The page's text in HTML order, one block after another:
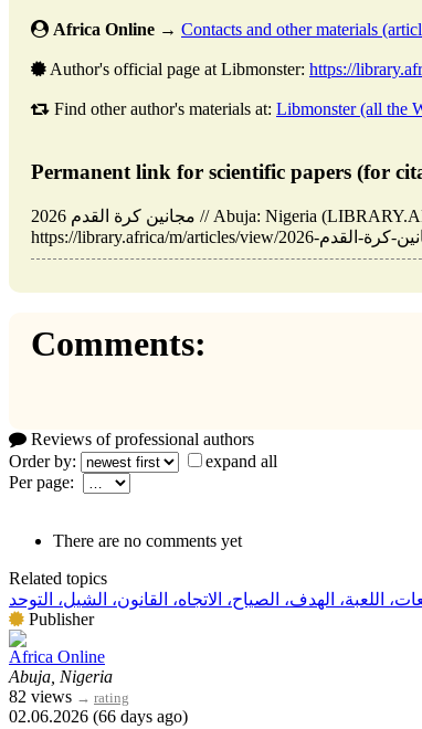
Africa Online → Contacts and other materials
Author's official page at Libmonster: https://
Find other author's materials at: Libmonster (all the
Permanent link for scientific papers (for
مجانين كرة القدم 2026 // Abuja: Nigeria (LIBRARY.AFRICA). Updated: 02.06.2026. URL:
Comments:
Reviews of professional authors
Order by:
expand all
Per page:
There are no comments yet
Related topics
اللعبة، الهدف، الصياح، الاتجاه، القانون، الشيل، التوحد
Publisher
Africa Online
Abuja, Nigeria
82 views → rating
02.06.2026 (66 days ago)